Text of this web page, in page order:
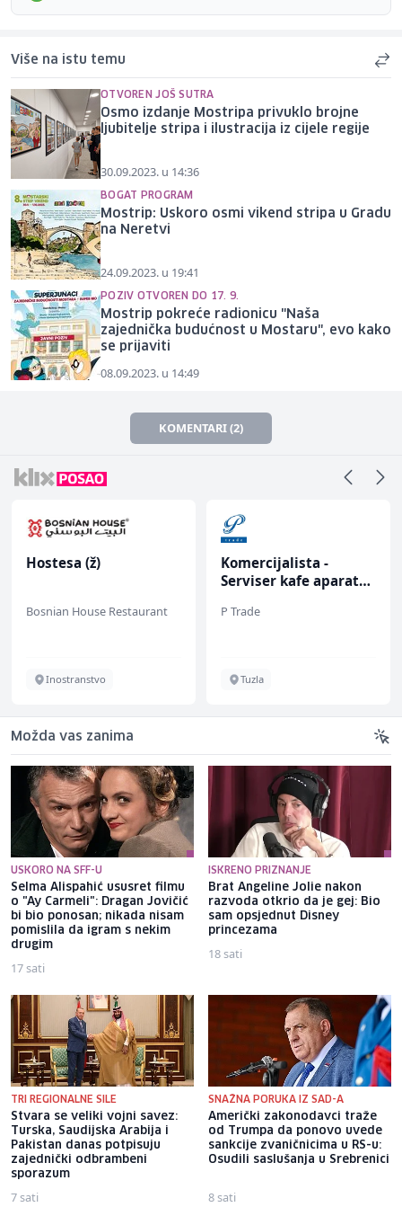
Više na istu temu
OTVOREN JOŠ SUTRA
Osmo izdanje Mostripa privuklo brojne
ljubitelje stripa i ilustracija iz cijele regije
30.09.2023. u 14:36
BOGAT PROGRAM
Mostrip: Uskoro osmi vikend stripa u Gradu
na Neretvi
24.09.2023. u 19:41
POZIV OTVOREN DO 17. 9.
Mostrip pokreće radionicu "Naša
zajednička budućnost u Mostaru", evo kako
se prijaviti
08.09.2023. u 14:49
KOMENTARI (2)
Hostesa (ž)
Bosnian House Restaurant
Inostranstvo
Komercijalista -
Serviser kafe aparata
P Trade
Tuzla
Možda vas zanima
USKORO NA SFF-U
Selma Alispahić ususret filmu
o "Ay Carmeli": Dragan Jovičić
bi bio ponosan; nikada nisam
pomislila da igram s nekim
drugim
17 sati
ISKRENO PRIZNANJE
Brat Angeline Jolie nakon
razvoda otkrio da je gej: Bio
sam opsjednut Disney
princezama
18 sati
TRI REGIONALNE SILE
Stvara se veliki vojni savez:
Turska, Saudijska Arabija i
Pakistan danas potpisuju
zajednički odbrambeni
sporazum
7 sati
SNAŽNA PORUKA IZ SAD-A
Američki zakonodavci traže
od Trumpa da ponovo uvede
sankcije zvaničnicima u RS-u:
Osudili saslušanja u Srebrenici
8 sati